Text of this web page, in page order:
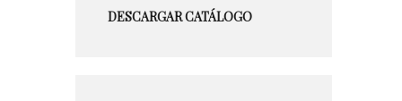
DESCARGAR CATÁLOGO